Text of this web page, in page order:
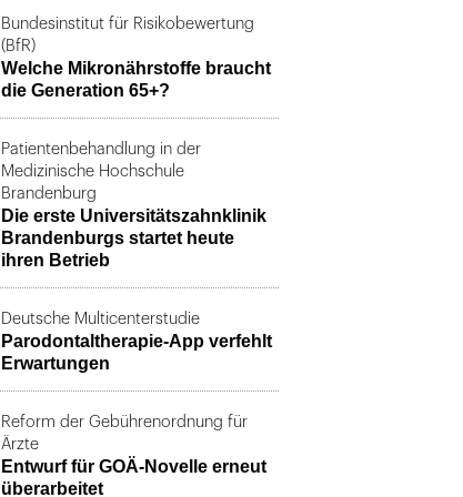
Bundesinstitut für Risikobewertung
(BfR)
Welche Mikronährstoffe braucht
die Generation 65+?
Patientenbehandlung in der
Medizinische Hochschule
Brandenburg
Die erste Universitätszahnklinik
Brandenburgs startet heute
ihren Betrieb
Deutsche Multicenterstudie
Parodontaltherapie-App verfehlt
Erwartungen
Reform der Gebührenordnung für
Ärzte
Entwurf für GOÄ-Novelle erneut
überarbeitet